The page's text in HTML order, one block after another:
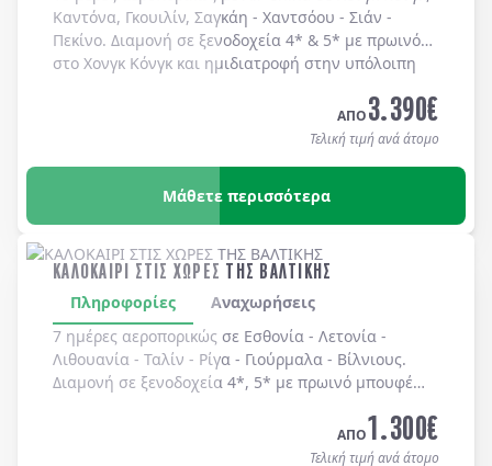
Καντόνα, Γκουιλίν, Σαγκάη - Χαντσόου - Σιάν -
Πεκίνο. Διαμονή σε ξενοδοχεία 4* & 5* με πρωινό
στο Χονγκ Κόνγκ και ημιδιατροφή στην υπόλοιπη
ΑΠΟ3.390€
Τελική τιμή ανά άτομο
Μάθετε περισσότερα
ΚΑΛΟΚΑΙΡΙ ΣΤΙΣ ΧΩΡΕΣ ΤΗΣ ΒΑΛΤΙΚΗΣ
Πληροφορίες
Αναχωρήσεις
7 ημέρες αεροπορικώς σε Εσθονία - Λετονία -
Λιθουανία - Ταλίν - Ρίγα - Γιούρμαλα - Βίλνιους.
Διαμονή σε ξενοδοχεία 4*, 5* με πρωινό μπουφέ
ΑΠΟ1.300€
Τελική τιμή ανά άτομο